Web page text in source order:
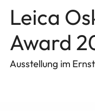
Leica
Award
Ausstellung im